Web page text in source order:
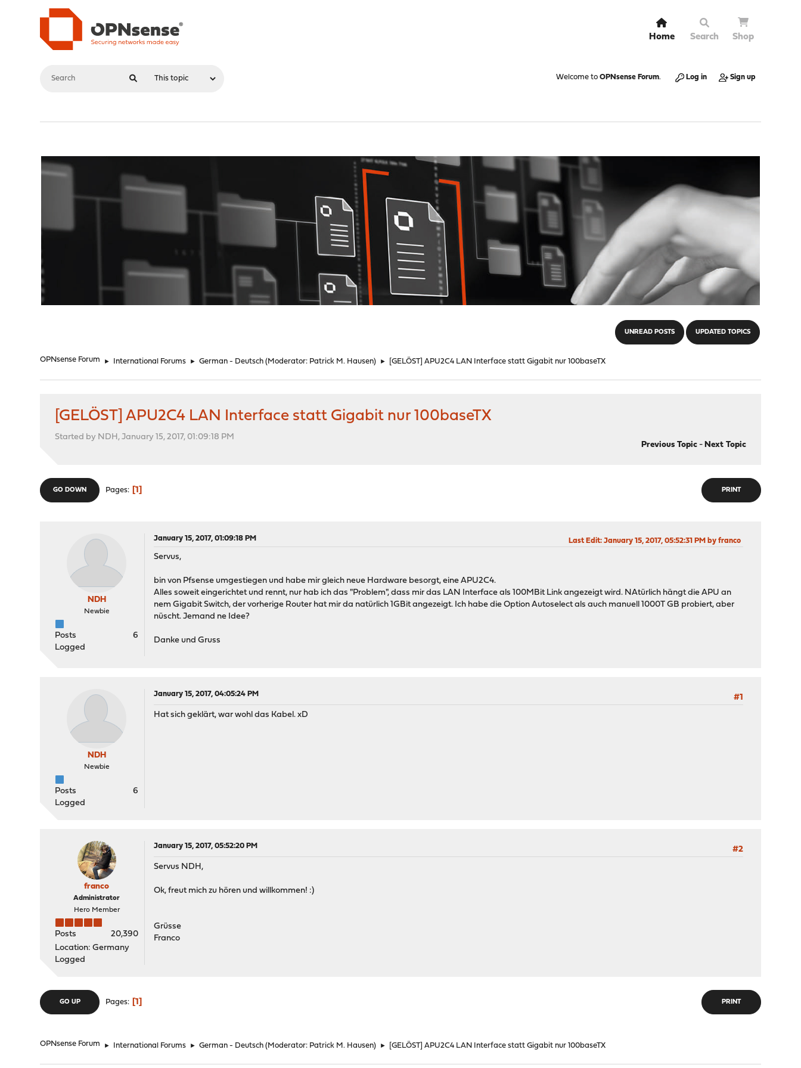
Home Search Shop
Welcome to OPNsense Forum. Log in Sign up
UNREAD POSTS UPDATED TOPICS
OPNsense Forum ► International Forums ► German - Deutsch (Moderator: Patrick M. Hausen) ► [GELÖST] APU2C4 LAN Interface statt Gigabit nur 100baseTX
[GELÖST] APU2C4 LAN Interface statt Gigabit nur 100baseTX
Started by NDH, January 15, 2017, 01:09:18 PM
Previous Topic- Next Topic
PRINT
GO DOWN Pages 1
NDH
Newbie
Posts
6
Logged
January 15, 2017, 01:09:18 PM Last Edit: January 15, 2017, 05:52:31 PM by franco
Servus,
bin von Pfsense umgestiegen und habe mir gleich neue Hardware besorgt, eine APU2C4.
Alles soweit eingerichtet und rennt, nur hab ich das "Problem", dass mir das LAN Interface als 100MBit Link angezeigt wird. NAtürlich hängt die APU an
nem Gigabit Switch, der vorherige Router hat mir da natürlich 1GBit angezeigt. Ich habe die Option Autoselect als auch manuell 1000T GB probiert, aber
nüscht. Jemand ne Idee?
Danke und Gruss
NDH
Newbie
Posts
6
Logged
January 15, 2017, 04:05:24 PM
#1
Hat sich geklärt, war wohl das Kabel. xD
franco
Administrator
Hero Member
Posts
20,390
Location: Germany
Logged
January 15, 2017, 05:52:20 PM
#2
Servus NDH,
Ok, freut mich zu hören und willkommen! :)
Grüsse
Franco
PRINT
GO UP Pages 1
OPNsense Forum ► International Forums ► German - Deutsch (Moderator: Patrick M. Hausen) ► [GELÖST] APU2C4 LAN Interface statt Gigabit nur 100baseTX